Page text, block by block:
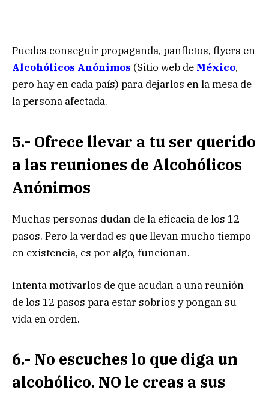
Puedes conseguir propaganda, panfletos, flyers en
Alcohólicos Anónimos (Sitio web de México,
pero hay en cada país) para dejarlos en la mesa de
la persona afectada.
5.- Ofrece llevar a tu ser querido
a las reuniones de Alcohólicos
Anónimos
Muchas personas dudan de la eficacia de los 12
pasos. Pero la verdad es que llevan mucho tiempo
en existencia, es por algo, funcionan.
Intenta motivarlos de que acudan a una reunión
de los 12 pasos para estar sobrios y pongan su
vida en orden.
6.- No escuches lo que diga un
alcohólico. NO le creas a sus